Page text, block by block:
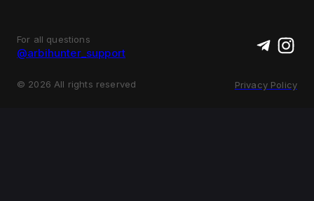
For all questions
@arbihunter_support
© 2026 All rights reserved Privacy Policy